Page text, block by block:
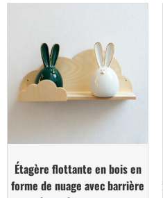
Étagère flottante en bois en
forme de nuage avec barrière